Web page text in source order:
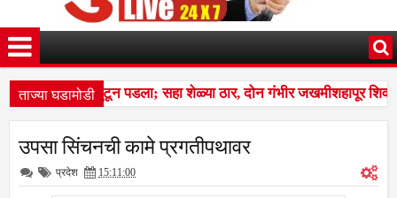
ताज्या घडामोडी
कळप शेळ्यांवर तुटून पडला; सहा शेळ्या ठार, दोन गंभीर जखमीशहापूर
बस देतो' म्हणत १७ लाखांचा गंडा; तुळजापूर तालुक्यातील दाम्पत्याची
कळप शेळ्यांवर तुटून पडला; सहा शेळ्या ठार, दोन गंभीर जखमीशहापूर
उपसा सिंचनची कामे प्रगतीपथावर
प्रदेश 15:11:00